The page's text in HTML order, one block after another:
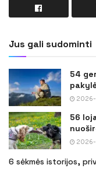
Jus gali sudominti
54
2026-
56
6 sėkmės istorijos,